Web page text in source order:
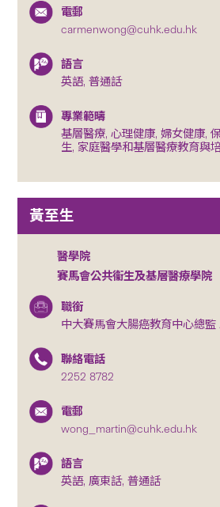
電郵
carmenwong@cuhk.edu.hk
語言
英語, 普通話
專業範疇
基層醫療, 心理健康, 婦女健康,
生, 家庭醫學和基層醫療教育與
黃至生
醫學院
賽馬會公共衞生及基層醫療學院
職銜
中大賽馬會大腸癌教育中心總
聯絡電話
2252 8782
電郵
wong_martin@cuhk.edu.hk
語言
英語, 廣東話, 普通話